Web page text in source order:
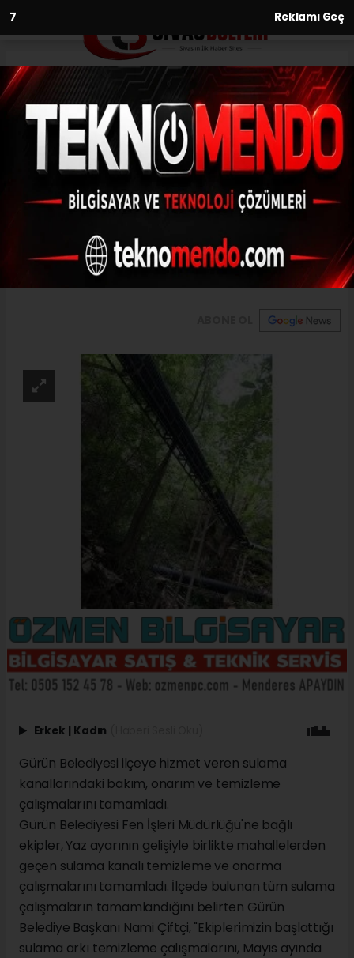
6 Reklamı Geç
Anasayfa
Gürün’de sulama kanalları
elden geçti
26.06.2021 - 14:38, Güncelleme: 26.06.2021 - 14:38
Gürün Belediyesi ilçeye hizmet veren
sulama kanallarındaki bakım, onarım ve
temizleme çalışmalarını tamamladı.
Erkek | Kadın
Gürün Belediyesi ilçeye hizmet veren sulama
kanallarındaki bakım, onarım ve temizleme
çalışmalarını tamamladı.
Gürün Belediyesi Fen İşleri Müdürlüğü'ne bağlı
ekipler, Yaz ayarının gelişiyle birlikte mahallelerden
geçen sulama kanalı temizleme ve onarma
çalışmalarını tamamladı. İlçede bulunan tüm sulama
çalışmaların tamamlandığını belirten Gürün
Belediye Başkanı Nami Çiftçi, "Ekiplerimizin başlattığı
sulama arkı temizleme çalışmalarını, Mayıs ayında